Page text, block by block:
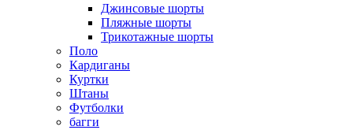
Джинсовые шорты
Пляжные шорты
Трикотажные шорты
Поло
Кардиганы
Куртки
Штаны
Футболки
багги